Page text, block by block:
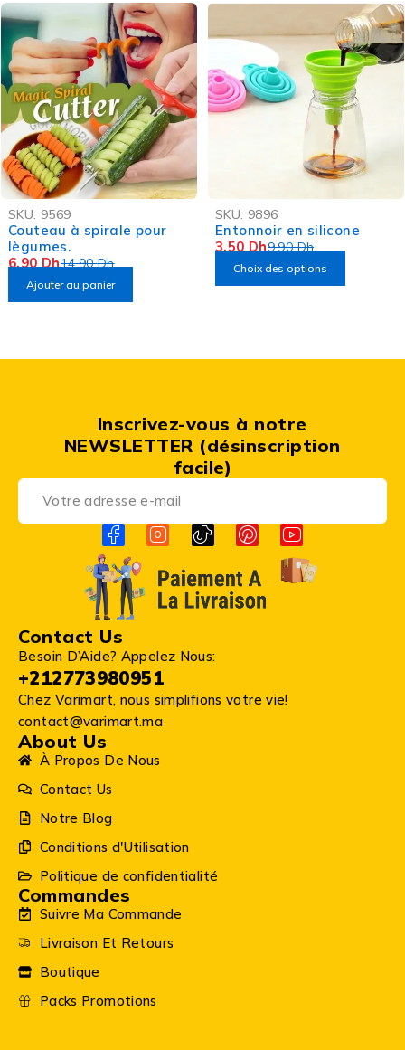
SKU: 9569
Couteau à spirale pour
lègumes.
14,90Dh
6,90 Dh
Ajouter au panier
SKU: 9896
Entonnoir en silicone
9,90Dh
3,50 Dh
Choix des options
Contact Us
Besoin D’Aide? Appelez Nous:
+212773980951
Chez Varimart, nous simplifions votre vie!
contact@varimart.ma
About Us
À Propos De Nous
Contact Us
Notre Blog
Conditions d'Utilisation
Politique de confidentialité
Commandes
Suivre Ma Commande
Livraison Et Retours
Boutique
Packs Promotions
Inscrivez-vous à notre
NEWSLETTER (désinscription
facile)